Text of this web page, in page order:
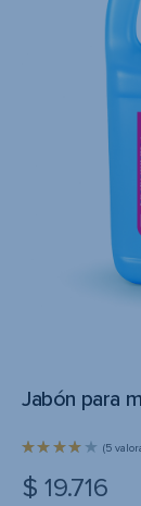
Jabón para
o con
4.00 de
(5
$ 19.716